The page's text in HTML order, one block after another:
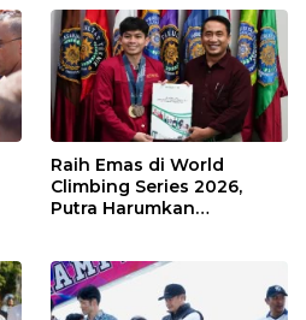
Raih Emas di World
Climbing Series 2026,
Putra Harumkan